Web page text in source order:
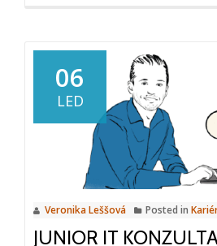
06
LED
Veronika Leššová Posted in
JUNIOR IT